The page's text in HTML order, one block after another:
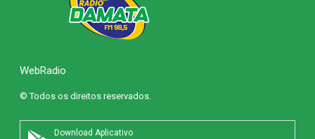
WebRadio
© Todos os direitos reservados.
Download Aplicativo